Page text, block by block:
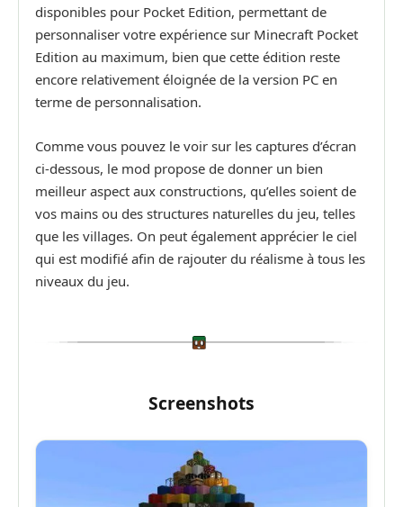
disponibles pour Pocket Edition, permettant de
personnaliser votre expérience sur Minecraft Pocket
Edition au maximum, bien que cette édition reste
encore relativement éloignée de la version PC en
terme de personnalisation.
Comme vous pouvez le voir sur les captures d’écran
ci-dessous, le mod propose de donner un bien
meilleur aspect aux constructions, qu’elles soient de
vos mains ou des structures naturelles du jeu, telles
que les villages. On peut également apprécier le ciel
qui est modifié afin de rajouter du réalisme à tous les
niveaux du jeu.
Screenshots